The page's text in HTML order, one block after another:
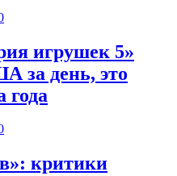
игрушек 5»
за день, это
года
критики